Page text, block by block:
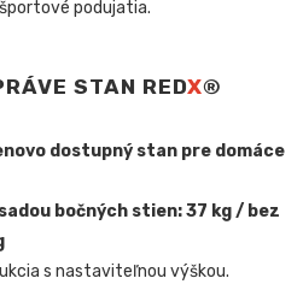
podujatia.
STAN REDX®
dostupný stan pre domáce
bočných stien: 37 kg / bez
s nastaviteľnou výškou.